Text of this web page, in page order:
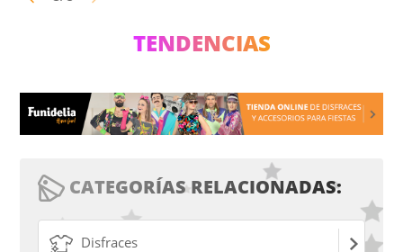
TENDENCIAS
CATEGORÍAS RELACIONADAS:
Disfraces